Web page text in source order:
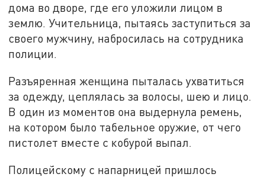
дома во дворе, где его уложили лицом в
землю. Учительница, пытаясь заступиться за
своего мужчину, набросилась на сотрудника
полиции.
Разъяренная женщина пыталась ухватиться
за одежду, цеплялась за волосы, шею и лицо.
В один из моментов она выдернула ремень,
на котором было табельное оружие, от чего
пистолет вместе с кобурой выпал.
Полицейскому с напарницей пришлось